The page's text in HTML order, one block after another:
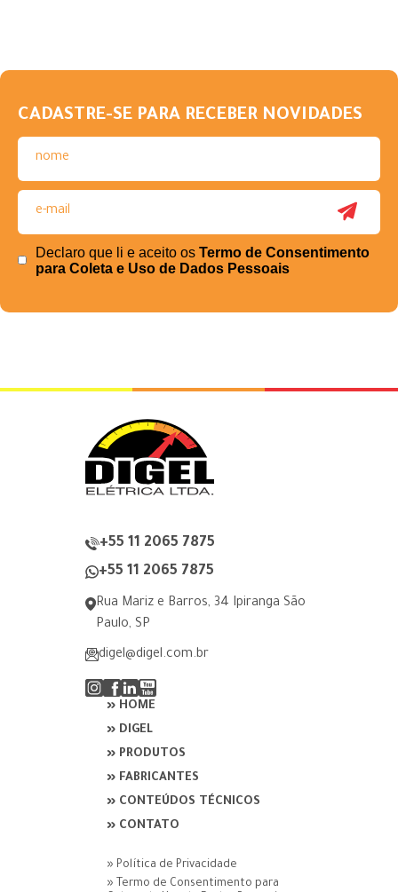
CADASTRE-SE PARA RECEBER NOVIDADES
Declaro que li e aceito osTermo de Consentimento
para Coleta e Uso de Dados Pessoais
+55 11 2065 7875
+55 11 2065 7875
Rua Mariz e Barros, 34 Ipiranga São
Paulo, SP
digel@digel.com.br
» HOME
» DIGEL
» PRODUTOS
» FABRICANTES
» CONTEÚDOS TÉCNICOS
» CONTATO
» Política de Privacidade
» Termo de Consentimento para